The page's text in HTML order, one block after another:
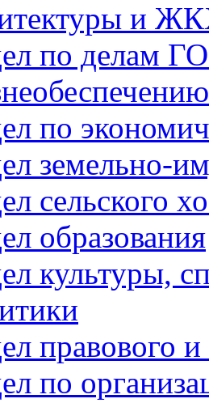
и
по делам
по
земельно-
сельского
образования
культуры,
правового
по